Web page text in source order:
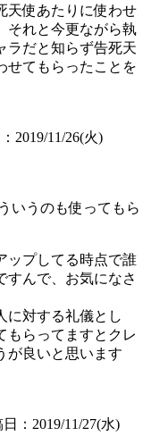
天使あたりに使わせ
それと今更ながら執
ラだと知らず告死天
せてもらったことを
2019/11/26(火)
いうのも使ってもら
ップしてる時点で誰
すんで、お気になさ
に対する礼儀とし
もらってますとクレ
が良いと思います
：2019/11/27(水)